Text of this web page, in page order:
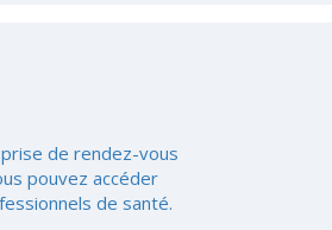
de rendez-vous
pouvez accéder
de santé.